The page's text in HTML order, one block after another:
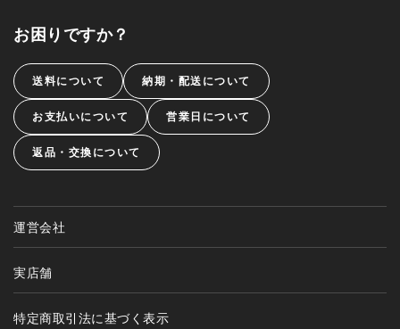
お困りですか？
送料について 納期・配送について
お支払いについて 営業日について
返品・交換について
運営会社
実店舗
特定商取引法に基づく表示